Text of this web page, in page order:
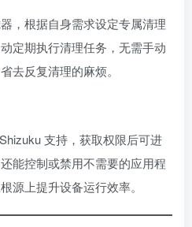
，根据自身需求设定专属清理
定期执行清理任务，无需手动
去反复清理的麻烦。
支持，获取权限后可进
能控制或禁用不需要的应用程
源上提升设备运行效率。